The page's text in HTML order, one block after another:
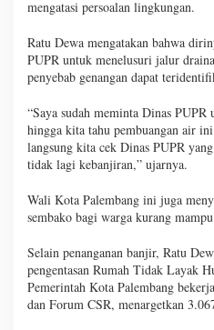
mengatasi persoalan lingkungan.
Ratu Dewa mengatakan bahwa
PUPR untuk menelusuri jalur
penyebab genangan dapat
“Saya sudah meminta Dinas
hingga kita tahu pembuangan air
langsung kita cek Dinas PUPR
tidak lagi kebanjiran,” ujarnya.
Wali Kota Palembang ini juga
sembako bagi warga kurang
Selain penanganan banjir, Ratu
pengentasan Rumah Tidak Layak
Pemerintah Kota Palembang
dan Forum CSR, menargetkan